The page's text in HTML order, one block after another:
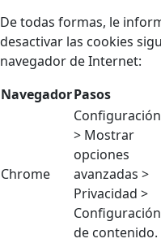
De todas formas, le
desactivar las cookies
navegador de Internet:
NavegadorPasos
Chrome
Configuración
> Mostrar
opciones
avanzadas >
Privacidad >
Configuración
de contenido.